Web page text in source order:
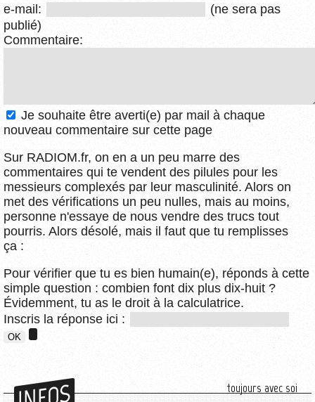
e-mail:
(ne sera pas
publié)
Commentaire:
Je souhaite être averti(e) par mail à chaque
nouveau commentaire sur cette page
Sur RADIOM.fr, on en a un peu marre des
commentaires qui te vendent des pilules pour les
messieurs complexés par leur masculinité. Alors on
met des vérifications un peu nulles, mais au moins,
personne n'essaye de nous vendre des trucs tout
pourris. Alors désolé, mais il faut que tu remplisses
ça :
Pour vérifier que tu es bien humain(e), réponds à cette
simple question : combien font dix plus dix-huit ?
Évidemment, tu as le droit à la calculatrice.
Inscris la réponse ici :
toujours avec soi